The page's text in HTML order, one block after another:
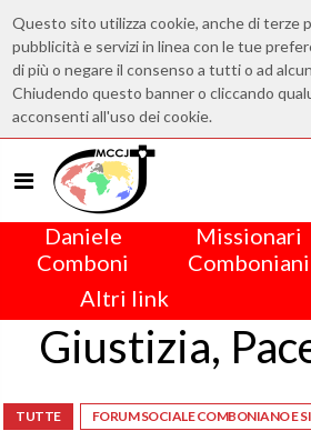
Questo sito utilizza cookie, anche di terze
pubblicità e servizi in linea con le tue
di più o negare il consenso a tutti o ad
Chiudendo questo banner o cliccando
acconsenti all'uso dei cookie.
Daniele
Comboni
Missionari
Comboniani
Altri link
Giustizia,
TUTTE
FORUM SOCIALE COMBONIANO E